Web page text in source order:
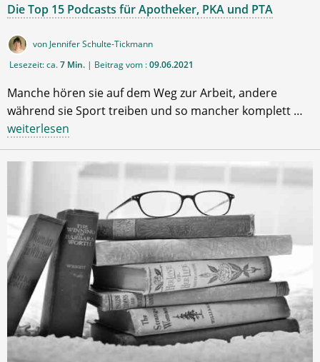
Die Top 15 Podcasts für Apotheker, PKA und PTA
von Jennifer Schulte-Tickmann
Lesezeit: ca.7 Min. | Beitrag vom :09.06.2021
Manche hören sie auf dem Weg zur Arbeit, andere
während sie Sport treiben und so mancher komplett …
weiterlesen